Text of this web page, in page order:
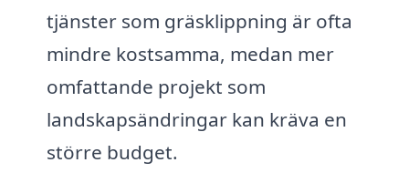
tjänster som gräsklippning är ofta
mindre kostsamma, medan mer
omfattande projekt som
landskapsändringar kan kräva en
större budget.